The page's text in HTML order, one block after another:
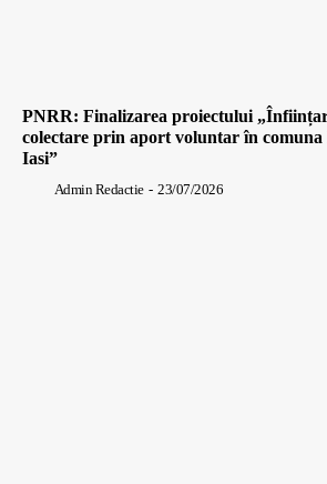
PNRR: Finalizarea proiectului
colectare prin aport voluntar în comuna
Iasi”
Admin Redactie - 23/07/2026